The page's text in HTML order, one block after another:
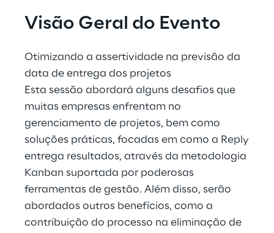
Hybrid Work
Internet of Things
Metaverse
Prebuilt AI Apps
Visão Geral do Evento
Otimizando a assertividade na previsão da
data de entrega dos projetos
Esta sessão abordará alguns desafios que
muitas empresas enfrentam no
gerenciamento de projetos, bem como
soluções práticas, focadas em como a Reply
entrega resultados, através da metodologia
Kanban suportada por poderosas
ferramentas de gestão. Além disso, serão
abordados outros benefícios, como a
contribuição do processo na eliminação de